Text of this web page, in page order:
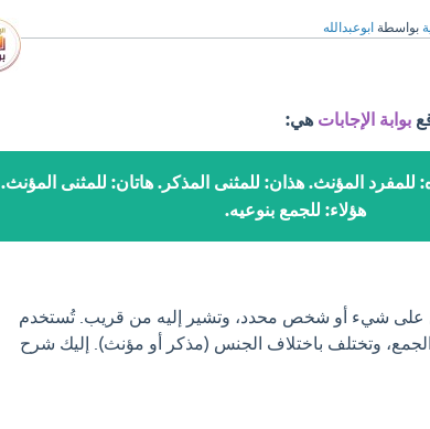
بواسطة ابوعبدالله
بوابة الإجابات هي:
للمفرد المؤنث. هذان: للمثنى المذكر. هاتان: للمثنى المؤنث.
هؤلاء: للجمع بنوعيه.
على شيء أو شخص محدد، وتشير إليه من قريب. تُستخدم
وتختلف باختلاف الجنس (مذكر أو مؤنث). إليك شرح